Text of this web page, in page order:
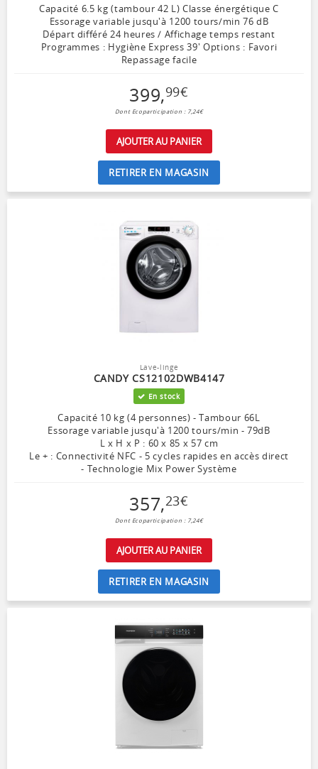
Capacité 6.5 kg (tambour 42 L) Classe énergétique C
Essorage variable jusqu'à 1200 tours/min 76 dB
Départ différé 24 heures / Affichage temps restant
Programmes : Hygiène Express 39' Options : Favori
Repassage facile
399,99€
Dont Ecoparticipation : 7,24€
AJOUTER AU PANIER
RETIRER EN MAGASIN
Lave-linge
CANDY CS12102DWB4147
En stock
Capacité 10 kg (4 personnes) - Tambour 66L
Essorage variable jusqu'à 1200 tours/min - 79dB
L x H x P : 60 x 85 x 57 cm
Le + : Connectivité NFC - 5 cycles rapides en accès direct
- Technologie Mix Power Système
357,23€
Dont Ecoparticipation : 7,24€
AJOUTER AU PANIER
RETIRER EN MAGASIN